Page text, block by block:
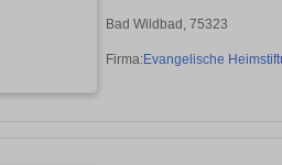
Bad Wildbad, 75323
Firma:Evangelische